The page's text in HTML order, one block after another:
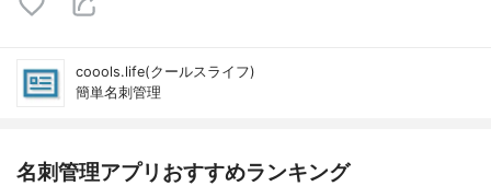
coools.life(クールスライフ)
簡単名刺管理
名刺管理アプリおすすめランキング